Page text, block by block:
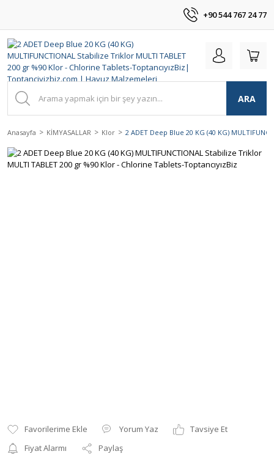
+90 544 767 24 77
ARA
Anasayfa KİMYASALLAR Klor 2 ADET Deep Blue 20 KG (40 KG)
Yorum Yaz
Tavsiye Et
Fiyat Alarmı
Paylaş